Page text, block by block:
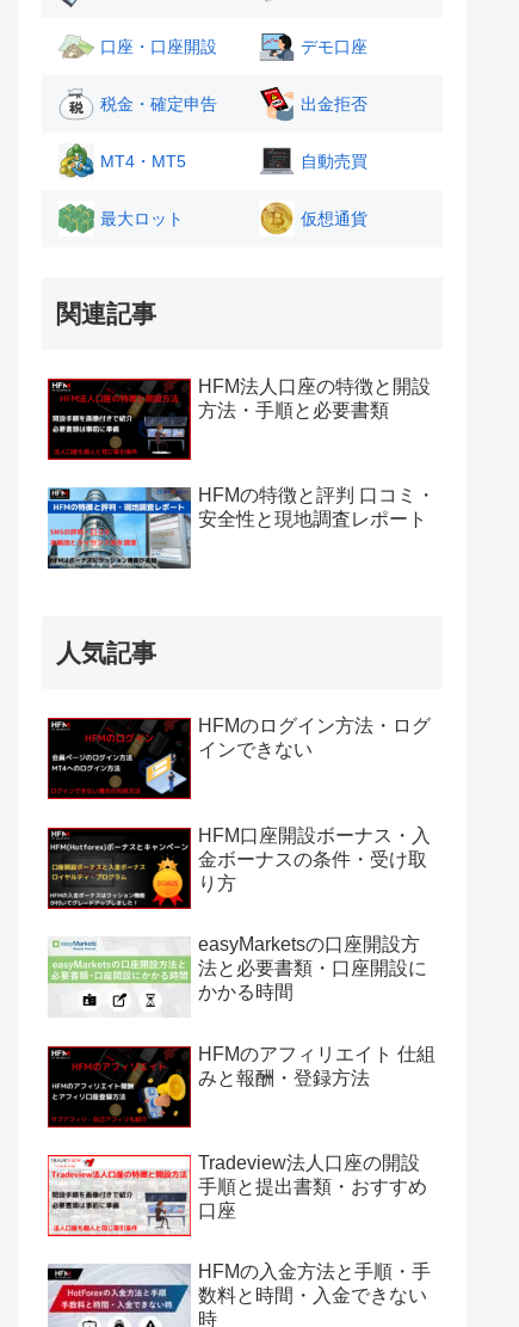
口座・口座開設 デモ口座
税金・確定申告 出金拒否
MT4・MT5 自動売買
最大ロット 仮想通貨
関連記事
HFM法人口座の特徴と開設
方法・手順と必要書類
HFMの特徴と評判 口コミ・
安全性と現地調査レポート
人気記事
HFMのログイン方法・ログ
インできない
HFM口座開設ボーナス・入
金ボーナスの条件・受け取
り方
easyMarketsの口座開設方
法と必要書類・口座開設に
かかる時間
HFMのアフィリエイト 仕組
みと報酬・登録方法
Tradeview法人口座の開設
手順と提出書類・おすすめ
口座
HFMの入金方法と手順・手
数料と時間・入金できない
時